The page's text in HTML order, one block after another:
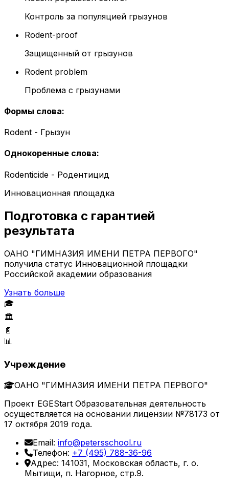
Контроль за популяцией грызунов
Rodent-proof
Защищенный от грызунов
Rodent problem
Проблема с грызунами
Формы слова:
Rodent - Грызун
Однокоренные слова:
Rodenticide - Родентицид
Инновационная площадка
Подготовка с гарантией
результата
ОАНО "ГИМНАЗИЯ ИМЕНИ ПЕТРА ПЕРВОГО"
получила статус Инновационной площадки
Российской академии образования
Узнать больше
🎓
🏛️
📄
📊
Учреждение
ОАНО "ГИМНАЗИЯ ИМЕНИ ПЕТРА ПЕРВОГО"
Проект EGEStart Образовательная деятельность
осуществляется на основании лицензии №78173 от
17 октября 2019 года.
Email: info@petersschool.ru
Телефон: +7 (495) 788-36-96
Адрес: 141031, Московская область, г. о.
Мытищи, п. Нагорное, стр.9.